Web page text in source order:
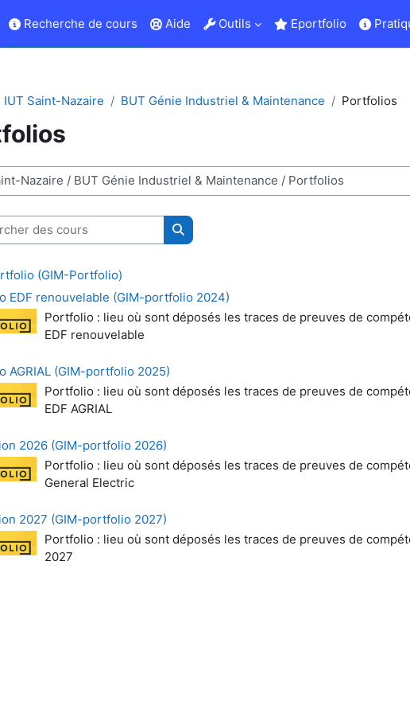
Recherche de cours
Aide Outils Eportfolio
IUT Saint-Nazaire BUT Génie Industriel & Maintenance Portfolios
de cours
des cours
Rechercher des cours
(GIM-Portfolio)
EDF renouvelable (GIM-portfolio 2024)
Portfolio : lieu où sont déposés les traces de preuves de
EDF renouvelable
AGRIAL (GIM-portfolio 2025)
Portfolio : lieu où sont déposés les traces de preuves de
EDF AGRIAL
2026 (GIM-portfolio 2026)
Portfolio : lieu où sont déposés les traces de preuves de
General Electric
2027 (GIM-portfolio 2027)
Portfolio : lieu où sont déposés les traces de preuves de
2027